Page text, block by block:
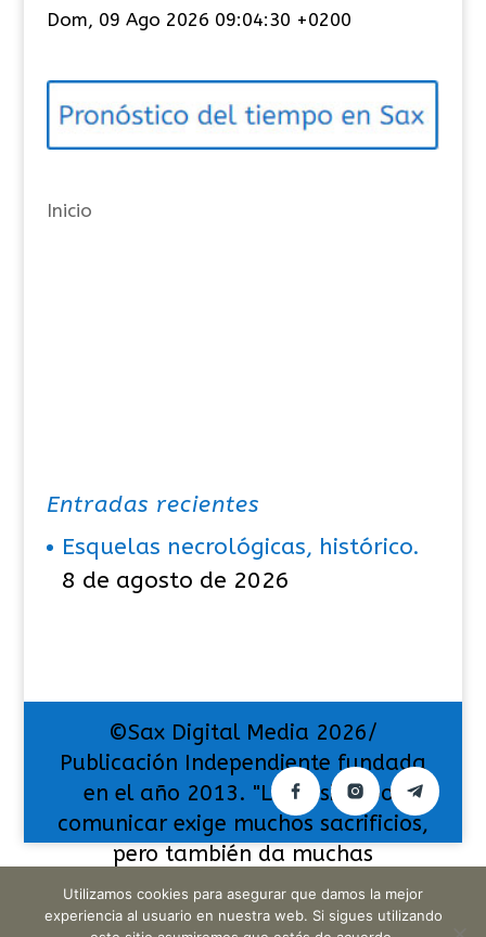
e
o
í
s
Dom, 09 Ago 2026 09:04:30 +0200
Inicio
Entradas recientes
Esquelas necrológicas, histórico.
8 de agosto de 2026
©Sax Digital Media 2026/
Publicación Independiente fundada
en el año 2013. "La pasión por
comunicar exige muchos sacrificios,
pero también da muchas
satisfacciones".
Utilizamos cookies para asegurar que damos la mejor
experiencia al usuario en nuestra web. Si sigues utilizando